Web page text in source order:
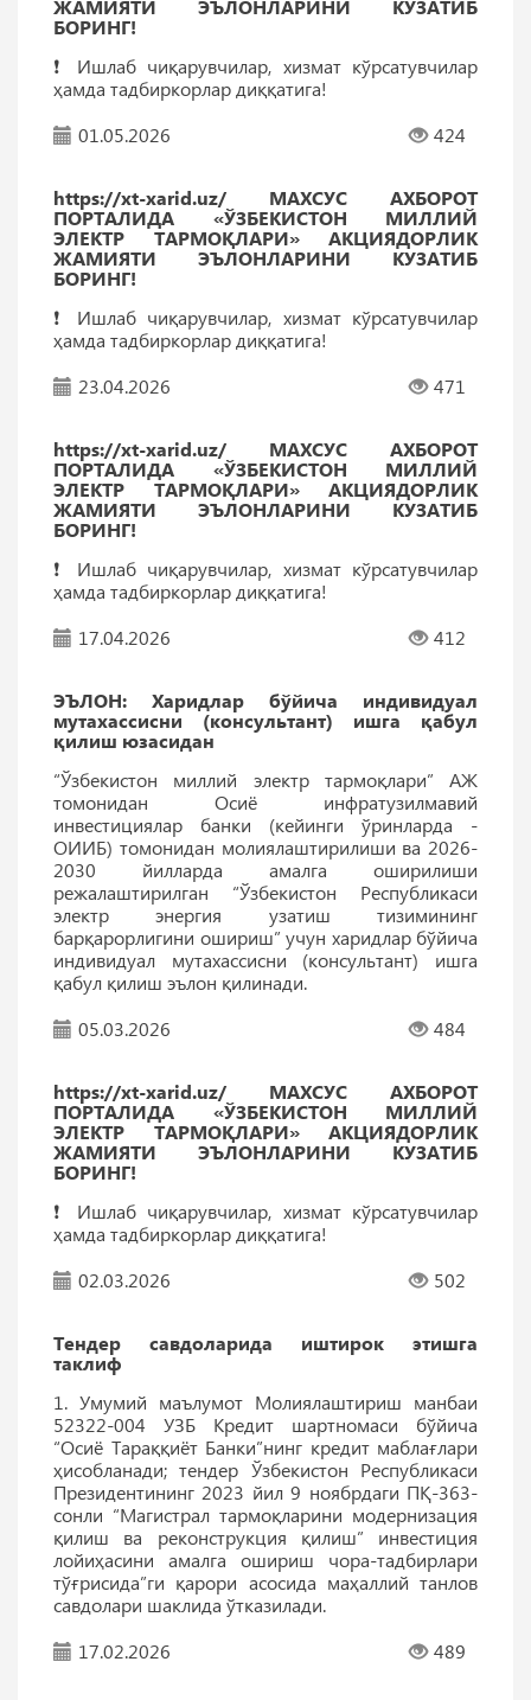
ЖАМИЯТИ ЭЪЛОНЛАРИНИ КУЗАТИБ
БОРИНГ!
❗️ Ишлаб чиқарувчилар, хизмат кўрсатувчилар
ҳамда тадбиркорлар диққатига!
01.05.2026
424
https://xt-xarid.uz/ МАХСУС АХБОРОТ
ПОРТАЛИДА «ЎЗБЕКИСТОН МИЛЛИЙ
ЭЛЕКТР ТАРМОҚЛАРИ» АКЦИЯДОРЛИК
ЖАМИЯТИ ЭЪЛОНЛАРИНИ КУЗАТИБ
БОРИНГ!
❗️ Ишлаб чиқарувчилар, хизмат кўрсатувчилар
ҳамда тадбиркорлар диққатига!
23.04.2026
471
https://xt-xarid.uz/ МАХСУС АХБОРОТ
ПОРТАЛИДА «ЎЗБЕКИСТОН МИЛЛИЙ
ЭЛЕКТР ТАРМОҚЛАРИ» АКЦИЯДОРЛИК
ЖАМИЯТИ ЭЪЛОНЛАРИНИ КУЗАТИБ
БОРИНГ!
❗️ Ишлаб чиқарувчилар, хизмат кўрсатувчилар
ҳамда тадбиркорлар диққатига!
17.04.2026
412
ЭЪЛОН: Харидлар бўйича индивидуал
мутахассисни (консультант) ишга қабул
қилиш юзасидан
“Ўзбекистон миллий электр тармоқлари” АЖ
томонидан Осиё инфратузилмавий
инвестициялар банки (кейинги ўринларда -
ОИИБ) томонидан молиялаштирилиши ва 2026-
2030 йилларда амалга оширилиши
режалаштирилган “Ўзбекистон Республикаси
электр энергия узатиш тизимининг
барқарорлигини ошириш” учун харидлар бўйича
индивидуал мутахассисни (консультант) ишга
қабул қилиш эълон қилинади.
05.03.2026
484
https://xt-xarid.uz/ МАХСУС АХБОРОТ
ПОРТАЛИДА «ЎЗБЕКИСТОН МИЛЛИЙ
ЭЛЕКТР ТАРМОҚЛАРИ» АКЦИЯДОРЛИК
ЖАМИЯТИ ЭЪЛОНЛАРИНИ КУЗАТИБ
БОРИНГ!
❗️ Ишлаб чиқарувчилар, хизмат кўрсатувчилар
ҳамда тадбиркорлар диққатига!
02.03.2026
502
Тендер савдоларида иштирок этишга
таклиф
1. Умумий маълумот Молиялаштириш манбаи
52322-004 УЗБ Кредит шартномаси бўйича
“Осиё Тараққиёт Банки”нинг кредит маблағлари
ҳисобланади; тендер Ўзбекистон Республикаси
Президентининг 2023 йил 9 ноябрдаги ПҚ-363-
сонли “Магистрал тармоқларини модернизация
қилиш ва реконструкция қилиш” инвестиция
лойиҳасини амалга ошириш чора-тадбирлари
тўғрисида”ги қарори асосида маҳаллий танлов
савдолари шаклида ўтказилади.
17.02.2026
489